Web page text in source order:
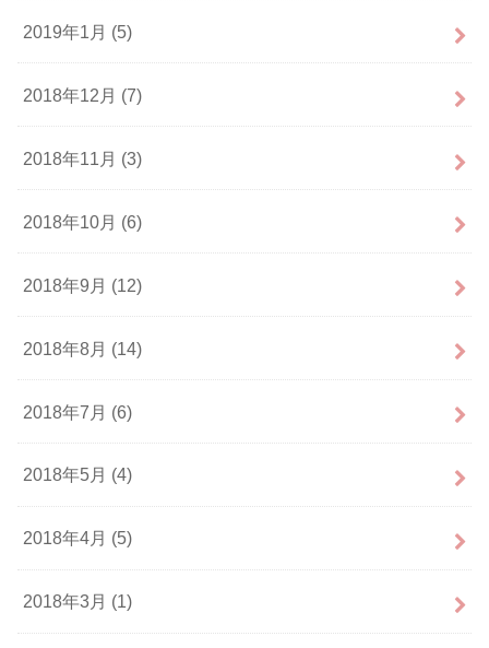
2019年1月 (5)
2018年12月 (7)
2018年11月 (3)
2018年10月 (6)
2018年9月 (12)
2018年8月 (14)
2018年7月 (6)
2018年5月 (4)
2018年4月 (5)
2018年3月 (1)